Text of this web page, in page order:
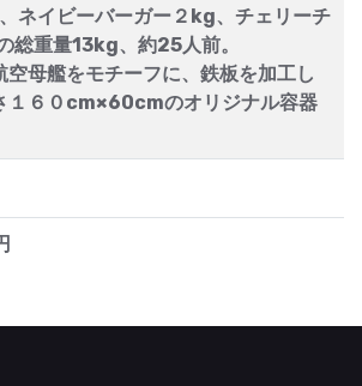
ネイビーバーガー２kg、チェリーチ
総重量13kg、約25人前。
空母艦をモチーフに、鉄板を加工し
１６０cm×60cmのオリジナル容器